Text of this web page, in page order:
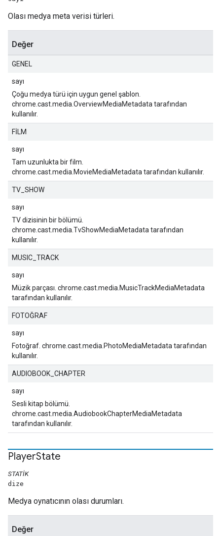
Olası medya meta verisi türleri.
Değer
GENEL
sayı
Çoğu medya türü için uygun genel şablon.
chrome.cast.media.OverviewMediaMetadata tarafından
kullanılır.
FİLM
sayı
Tam uzunlukta bir film.
chrome.cast.media.MovieMediaMetadata tarafından kullanılır.
TV_SHOW
sayı
TV dizisinin bir bölümü.
chrome.cast.media.TvShowMediaMetadata tarafından
kullanılır.
MUSIC_TRACK
sayı
Müzik parçası. chrome.cast.media.MusicTrackMediaMetadata
tarafından kullanılır.
FOTOĞRAF
sayı
Fotoğraf. chrome.cast.media.PhotoMediaMetadata tarafından
kullanılır.
AUDIOBOOK_CHAPTER
sayı
Sesli kitap bölümü.
chrome.cast.media.AudiobookChapterMediaMetadata
tarafından kullanılır.
PlayerState
STATIK
dize
Medya oynatıcının olası durumları.
Değer